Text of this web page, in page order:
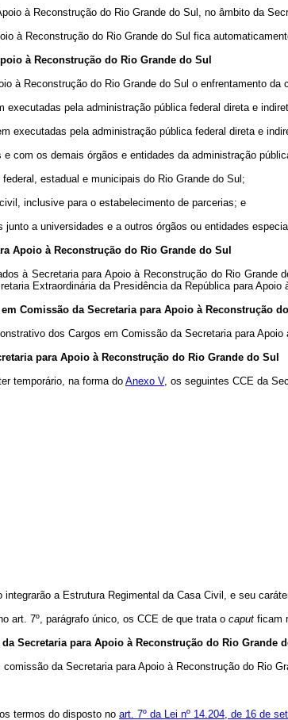
à Reconstrução do Rio Grande do Sul, no âmbito da
à Reconstrução do Rio Grande do Sul fica
à Reconstrução do Rio Grande do Sul
à Reconstrução do Rio Grande do Sul o enfrentamento da
executadas pela administração pública federal direta e
executadas pela administração pública federal direta e
e com os demais órgãos e entidades da administração
estadual e municipais do Rio Grande do Sul;
inclusive para o estabelecimento de parcerias; e
a universidades e a outros órgãos ou entidades
Apoio à Reconstrução do Rio Grande do Sul
à Secretaria para Apoio à Reconstrução do Rio Grande
Extraordinária da Presidência da República para
Comissão da Secretaria para Apoio à Reconstrução
dos Cargos em Comissão da Secretaria para Apoio
para Apoio à Reconstrução do Rio Grande do Sul
temporário, na forma do Anexo V, os seguintes CCE da
integrarão a Estrutura Regimental da Casa Civil, e seu
art. 7º, parágrafo único, os CCE de que trata o caput ficam
Secretaria para Apoio à Reconstrução do Rio Grande
da Secretaria para Apoio à Reconstrução do Rio
termos do disposto no art. 7º da Lei nº 14.204, de 16 de